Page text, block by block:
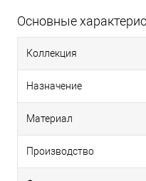
Основные
Коллекция
Назначение
Материал
Производство